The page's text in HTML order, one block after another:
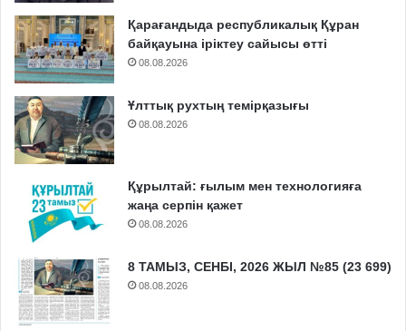
Қарағандыда республикалық Құран
байқауына іріктеу сайысы өтті
08.08.2026
Ұлттық рухтың темірқазығы
08.08.2026
Құрылтай: ғылым мен технологияға
жаңа серпін қажет
08.08.2026
8 ТАМЫЗ, СЕНБІ, 2026 ЖЫЛ №85 (23 699)
08.08.2026